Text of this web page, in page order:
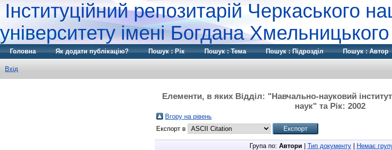
Інституційний репозитарій Черкаського
університету імені Богдана Хмельницького
Головна Як додати публікацію? Пошук : Рік Пошук : Тема Пошук : Підрозділ Пошук : Автор
Вхід
Елементи, в яких Відділ: "Навчально-науковий
наук" та Рік: 2002
Вгору на рівень
Експорт в
Група по: Автори| Тип документу| Немає